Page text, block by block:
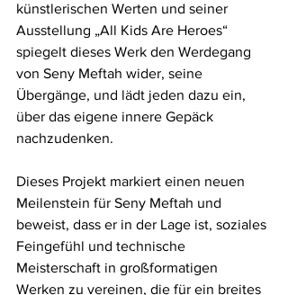
künstlerischen Werten und seiner
Ausstellung „All Kids Are Heroes“
spiegelt dieses Werk den Werdegang
von Seny Meftah wider, seine
Übergänge, und lädt jeden dazu ein,
über das eigene innere Gepäck
nachzudenken.
Dieses Projekt markiert einen neuen
Meilenstein für Seny Meftah und
beweist, dass er in der Lage ist, soziales
Feingefühl und technische
Meisterschaft in großformatigen
Werken zu vereinen, die für ein breites